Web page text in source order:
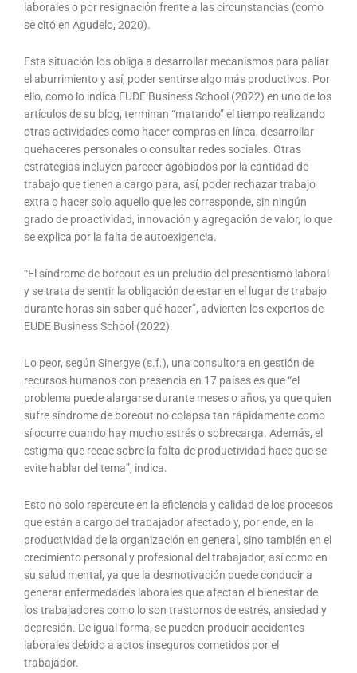
laborales o por resignación frente a las circunstancias (como
se citó en Agudelo, 2020).
Esta situación los obliga a desarrollar mecanismos para paliar
el aburrimiento y así, poder sentirse algo más productivos. Por
ello, como lo indica EUDE Business School (2022) en uno de los
artículos de su blog, terminan “matando” el tiempo realizando
otras actividades como hacer compras en línea, desarrollar
quehaceres personales o consultar redes sociales. Otras
estrategias incluyen parecer agobiados por la cantidad de
trabajo que tienen a cargo para, así, poder rechazar trabajo
extra o hacer solo aquello que les corresponde, sin ningún
grado de proactividad, innovación y agregación de valor, lo que
se explica por la falta de autoexigencia.
“El síndrome de boreout es un preludio del presentismo laboral
y se trata de sentir la obligación de estar en el lugar de trabajo
durante horas sin saber qué hacer”, advierten los expertos de
EUDE Business School (2022).
Lo peor, según Sinergye (s.f.), una consultora en gestión de
recursos humanos con presencia en 17 países es que “el
problema puede alargarse durante meses o años, ya que quien
sufre síndrome de boreout no colapsa tan rápidamente como
sí ocurre cuando hay mucho estrés o sobrecarga. Además, el
estigma que recae sobre la falta de productividad hace que se
evite hablar del tema”, indica.
Esto no solo repercute en la eficiencia y calidad de los procesos
que están a cargo del trabajador afectado y, por ende, en la
productividad de la organización en general, sino también en el
crecimiento personal y profesional del trabajador, así como en
su salud mental, ya que la desmotivación puede conducir a
generar enfermedades laborales que afectan el bienestar de
los trabajadores como lo son trastornos de estrés, ansiedad y
depresión. De igual forma, se pueden producir accidentes
laborales debido a actos inseguros cometidos por el
trabajador.